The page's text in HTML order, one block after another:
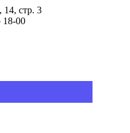
14, стр. 3
00